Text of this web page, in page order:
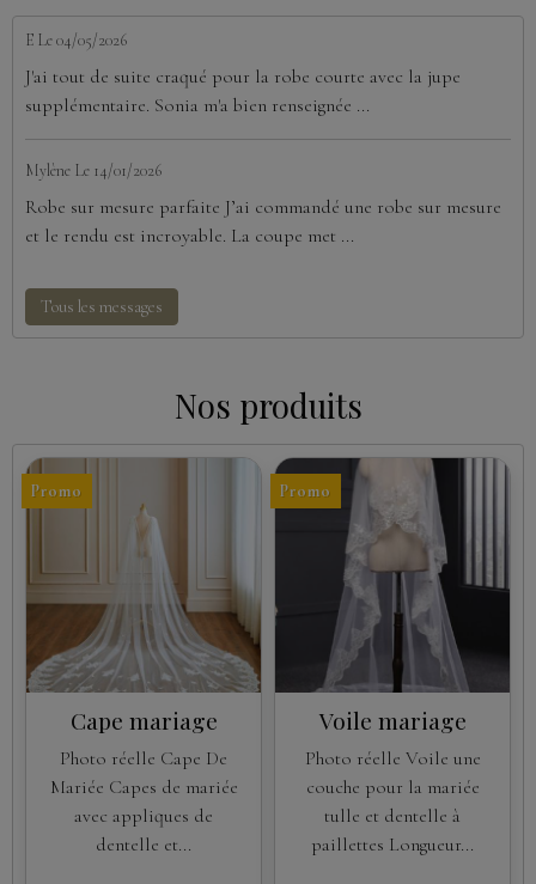
E Le 04/05/2026
J'ai tout de suite craqué pour la robe courte avec la jupe
supplémentaire. Sonia m'a bien renseignée ...
Mylène Le 14/01/2026
Robe sur mesure parfaite J’ai commandé une robe sur mesure
et le rendu est incroyable. La coupe met ...
Tous les messages
Nos produits
Promo
Cape mariage
Photo réelle Cape De
Mariée Capes de mariée
avec appliques de
dentelle et...
Promo
Voile mariage
Photo réelle Voile une
couche pour la mariée
tulle et dentelle à
paillettes Longueur...